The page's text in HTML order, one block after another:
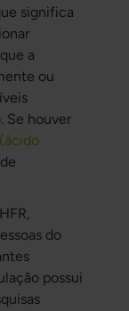
significa
a
ou
Se houver
do
possui